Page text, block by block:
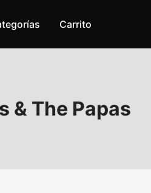
Carrito
& The Papas